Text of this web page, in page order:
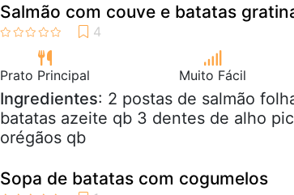
Salmão com couve e batatas
Prato Principal Muito Fácil
Ingredientes: 2 postas de salmão
batatas azeite qb 3 dentes de alho
orégãos qb
Sopa de batatas com cogumelos